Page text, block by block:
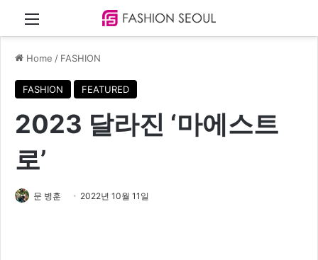
Menu
Home / FASHION
FASHION FEATURED
2023 달라진 ‘마에스트
로’
문 병훈 2022년 10월 11일